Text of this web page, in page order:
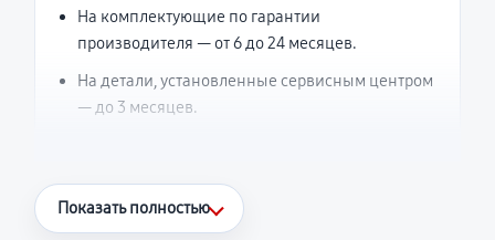
На комплектующие по гарантии
производителя — от 6 до 24 месяцев.
На детали, установленные сервисным центром
— до 3 месяцев.
Что считается гарантийным случаем
Показать полностью